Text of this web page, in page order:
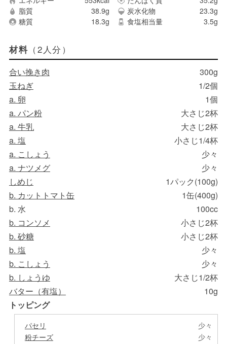
脂質
38.9g 炭水化物
23.3g
糖質
18.3g 食塩相当量 3.5g
材料 （2人分）
合い挽き肉
300g
玉ねぎ
1/2個
a. 卵
1個
a. パン粉
大さじ2杯
a. 牛乳
大さじ2杯
a. 塩
小さじ1/4杯
a. こしょう
少々
a. ナツメグ
少々
しめじ
1パック(100g)
b. カットトマト缶
1缶(400g)
b. 水
100cc
b. コンソメ
小さじ2杯
b. 砂糖
小さじ2杯
b. 塩
少々
b. こしょう
少々
b. しょうゆ
大さじ1/2杯
バター（有塩）
10g
トッピング
パセリ
少々
粉チーズ
少々